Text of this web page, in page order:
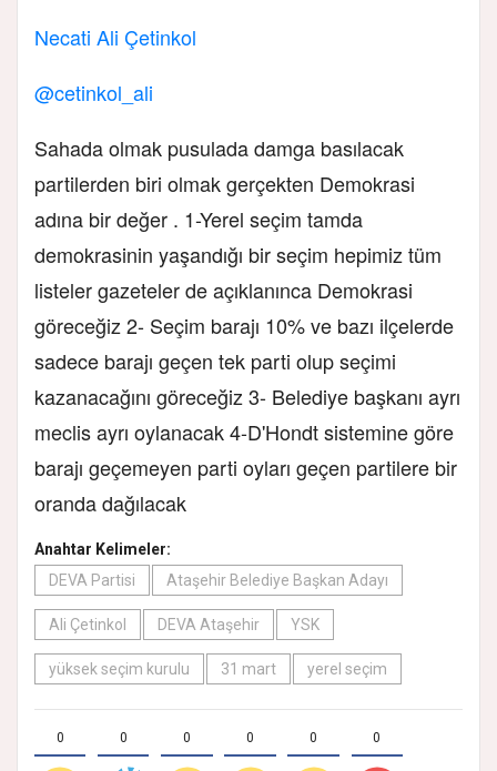
Necati Ali Çetinkol
@cetinkol_ali
Sahada olmak pusulada damga basılacak
partilerden biri olmak gerçekten Demokrasi
adına bir değer . 1-Yerel seçim tamda
demokrasinin yaşandığı bir seçim hepimiz tüm
listeler gazeteler de açıklanınca Demokrasi
göreceğiz 2- Seçim barajı 10% ve bazı ilçelerde
sadece barajı geçen tek parti olup seçimi
kazanacağını göreceğiz 3- Belediye başkanı ayrı
meclis ayrı oylanacak 4-D'Hondt sistemine göre
barajı geçemeyen parti oyları geçen partilere bir
oranda dağılacak
Anahtar Kelimeler:
DEVA Partisi
Ataşehir Belediye Başkan Adayı
Ali Çetinkol DEVA Ataşehir YSK
yüksek seçim kurulu 31 mart yerel seçim
0 0 0 0 0 0